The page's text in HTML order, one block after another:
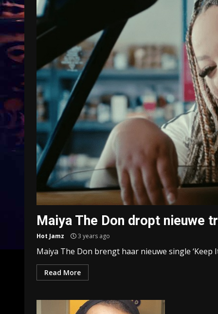
Maiya The Don dropt nieuwe
Hot Jamz 3 years ago
Maiya The Don brengt haar nieuwe single ‘Keep
Read More
Treinkaartjes worden duurder,
abonnementen verdwijnen
9 months ago